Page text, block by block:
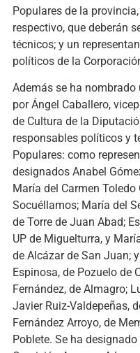
Populares de la
respectivo, que deberán
técnicos; y un
políticos de la
Además se ha nombrado
por Ángel Caballero,
de Cultura de la
responsables políticos y
Populares: como
designados Anabel
María del Carmen Toledo
Socuéllamos; María del
de Torre de Juan Abad;
UP de Miguelturra, y
de Alcázar de San Juan;
Espinosa, de Pozuelo de
Fernández, de Almagro;
Javier Ruiz-Valdepeñas,
Fernández Arroyo, de
Poblete. Se ha